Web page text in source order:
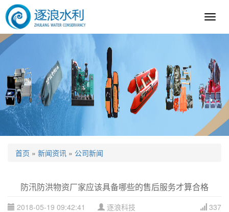
逐
首页 » 新闻资讯 » 公司新闻
防汛防洪物资厂家应该具备哪些的售后服务才算合格
337
2018-05-19 09:42:41
逐浪科技